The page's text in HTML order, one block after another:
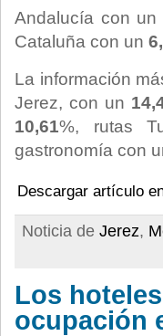
Andalucía con
Cataluña con un
La información
Jerez, con un
10,61%, rutas
gastronomía con
Descargar artículo
Noticia de Jerez,
Los
ocupación